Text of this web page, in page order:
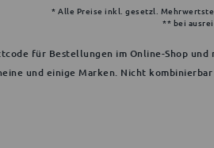
* Alle Preise inkl. gesetzl.
** bei
für Bestellungen im Online-Shop
und einige Marken. Nicht